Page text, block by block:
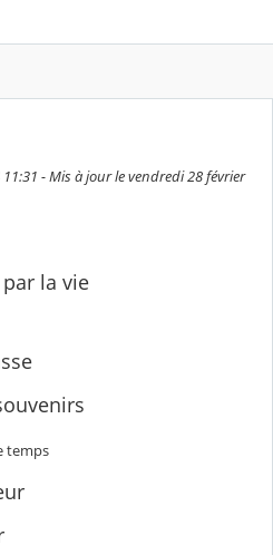
- Mis à jour le vendredi 28 février
la vie
temps